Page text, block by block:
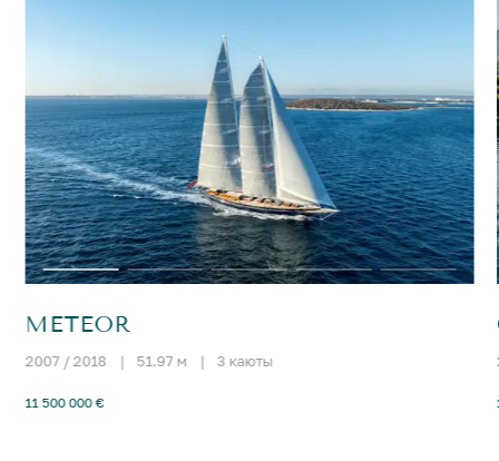
METEOR
2007 / 2018 | 51.97 м | 3 каюты
11 500 000 €